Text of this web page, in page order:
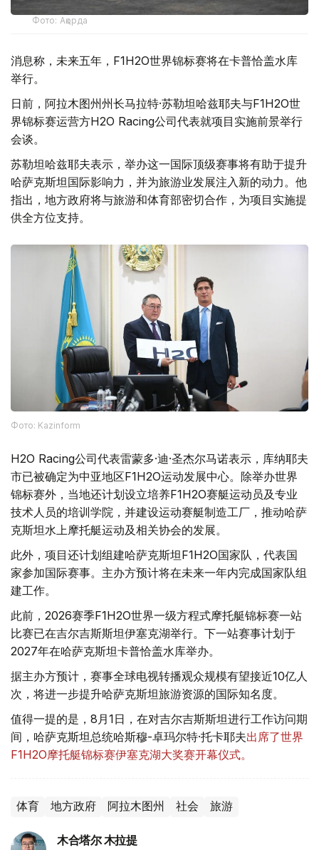
Фото: Ақорда
消息称，未来五年，F1H2O世界锦标赛将在卡普恰盖水库
举行。
日前，阿拉木图州州长马拉特·苏勒坦哈兹耶夫与F1H2O世
界锦标赛运营方H2O Racing公司代表就项目实施前景举行
会谈。
苏勒坦哈兹耶夫表示，举办这一国际顶级赛事将有助于提升
哈萨克斯坦国际影响力，并为旅游业发展注入新的动力。他
指出，地方政府将与旅游和体育部密切合作，为项目实施提
供全方位支持。
Фото: Kazinform
H2O Racing公司代表雷蒙多·迪·圣杰尔马诺表示，库纳耶夫
市已被确定为中亚地区F1H2O运动发展中心。除举办世界
锦标赛外，当地还计划设立培养F1H2O赛艇运动员及专业
技术人员的培训学院，并建设运动赛艇制造工厂，推动哈萨
克斯坦水上摩托艇运动及相关协会的发展。
此外，项目还计划组建哈萨克斯坦F1H2O国家队，代表国
家参加国际赛事。主办方预计将在未来一年内完成国家队组
建工作。
此前，2026赛季F1H2O世界一级方程式摩托艇锦标赛一站
比赛已在吉尔吉斯斯坦伊塞克湖举行。下一站赛事计划于
2027年在哈萨克斯坦卡普恰盖水库举办。
据主办方预计，赛事全球电视转播观众规模有望接近10亿人
次，将进一步提升哈萨克斯坦旅游资源的国际知名度。
值得一提的是，8月1日，在对吉尔吉斯斯坦进行工作访问期
间，哈萨克斯坦总统哈斯穆-卓玛尔特·托卡耶夫出席了世界
F1H2O摩托艇锦标赛伊塞克湖大奖赛开幕仪式。
体育 地方政府 阿拉木图州 社会 旅游
木合塔尔 木拉提